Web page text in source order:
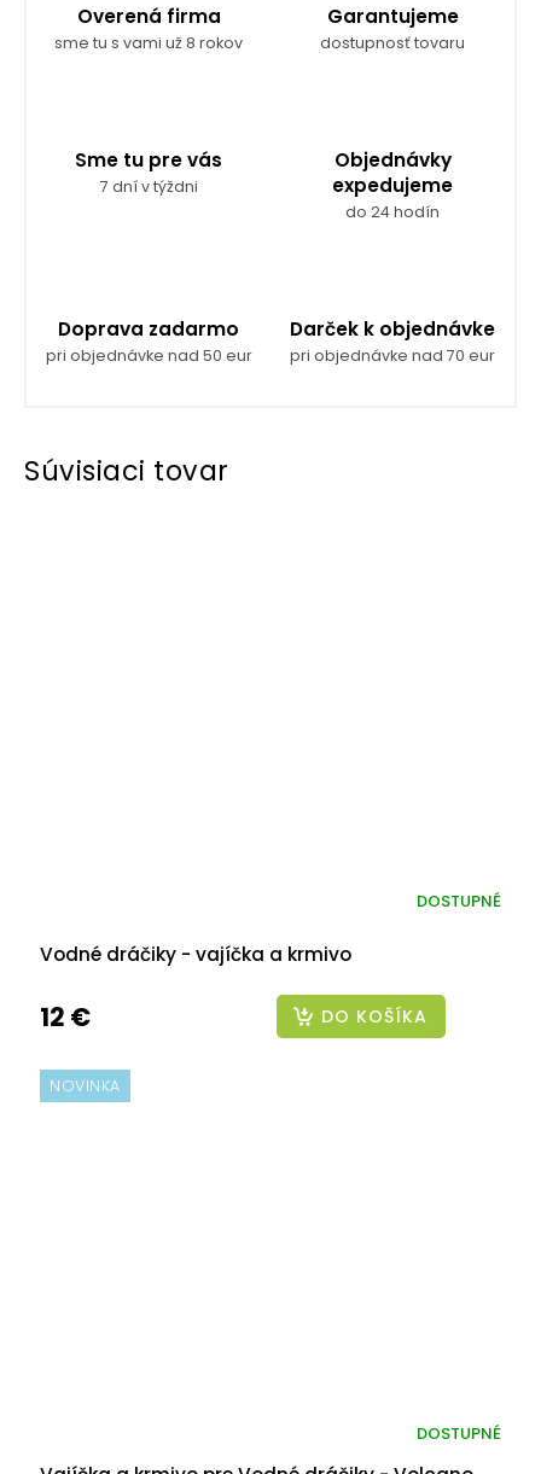
Overená firma
sme tu s vami už 8 rokov
Garantujeme
dostupnosť tovaru
Sme tu pre vás
7 dní v týždni
Objednávky
expedujeme
do 24 hodín
Doprava zadarmo
pri objednávke nad 50 eur
Darček k objednávke
pri objednávke nad 70 eur
Súvisiaci tovar
Vodné dráčiky - vajíčka a krmivo
DOSTUPNÉ
12 € DO KOŠÍKA
NOVINKA
DOSTUPNÉ